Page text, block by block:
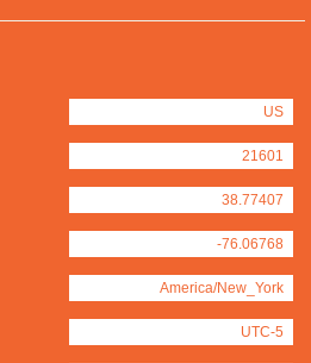
US
21601
38.77407
-76.06768
America/New_York
UTC-5